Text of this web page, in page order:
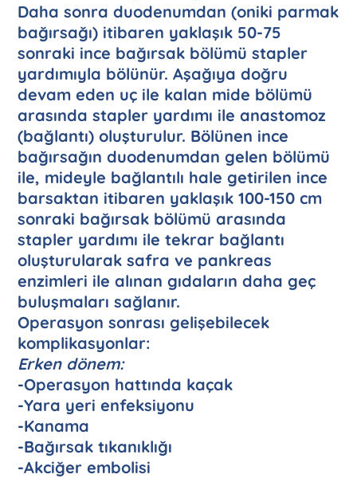
Daha sonra duodenumdan (oniki parmak
bağırsağı) itibaren yaklaşık 50-75
sonraki ince bağırsak bölümü stapler
yardımıyla bölünür. Aşağıya doğru
devam eden uç ile kalan mide bölümü
arasında stapler yardımı ile anastomoz
(bağlantı) oluşturulur. Bölünen ince
bağırsağın duodenumdan gelen bölümü
ile, mideyle bağlantılı hale getirilen ince
barsaktan itibaren yaklaşık 100-150 cm
sonraki bağırsak bölümü arasında
stapler yardımı ile tekrar bağlantı
oluşturularak safra ve pankreas
enzimleri ile alınan gıdaların daha geç
buluşmaları sağlanır.
Operasyon sonrası gelişebilecek
komplikasyonlar:
Erken dönem:
-Operasyon hattında kaçak
-Yara yeri enfeksiyonu
-Kanama
-Bağırsak tıkanıklığı
-Akciğer embolisi